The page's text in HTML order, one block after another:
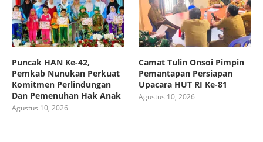
Puncak HAN Ke-42,
Pemkab Nunukan Perkuat
Komitmen Perlindungan
Dan Pemenuhan Hak Anak
Agustus 10, 2026
Camat Tulin Onsoi Pimpin
Pemantapan Persiapan
Upacara HUT RI Ke-81
Agustus 10, 2026